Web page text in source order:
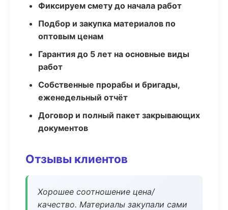
Фиксируем смету до начала работ
Подбор и закупка материалов по
оптовым ценам
Гарантия до 5 лет на основные виды
работ
Собственные прорабы и бригады,
еженедельный отчёт
Договор и полный пакет закрывающих
документов
Отзывы клиентов
Хорошее соотношение цена/
качество. Материалы закупали сами